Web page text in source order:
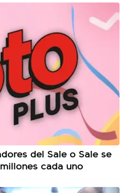
del Sale o Sale se
cada uno